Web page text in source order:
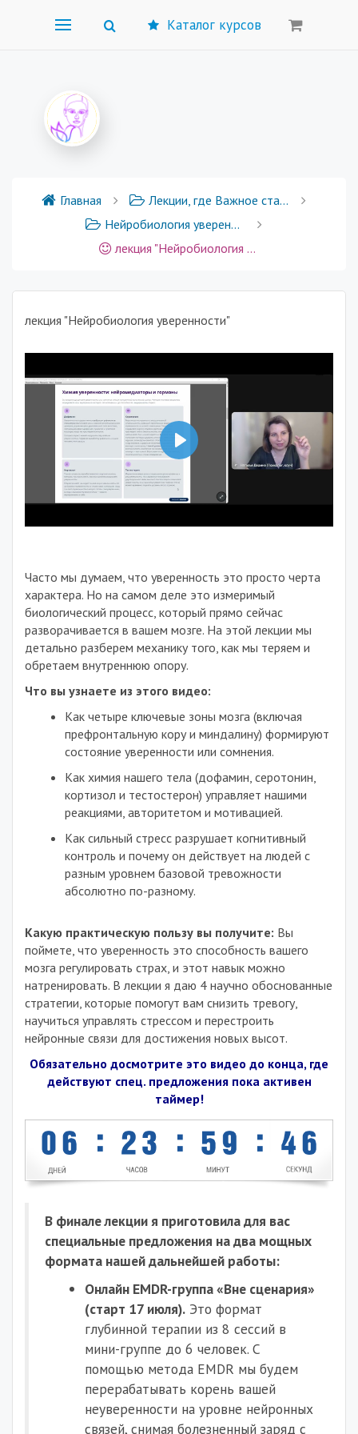
Каталог курсов
Главная
Лекции, где Важное становится Понятным
Нейробиология уверенности
лекция "Нейробиология уверенности"
лекция "Нейробиология уверенности"
Воспроизвести
53:58
Выключить Настройки
На
Воспроизвести
Часто мы думаем, что уверенность это просто черта
характера. Но на самом деле это измеримый
биологический процесс, который прямо сейчас
разворачивается в вашем мозге. На этой лекции мы
детально разберем механику того, как мы теряем и
обретаем внутреннюю опору.
Что вы узнаете из этого видео:
Как четыре ключевые зоны мозга (включая
префронтальную кору и миндалину) формируют
состояние уверенности или сомнения.
Как химия нашего тела (дофамин, серотонин,
кортизол и тестостерон) управляет нашими
реакциями, авторитетом и мотивацией.
Как сильный стресс разрушает когнитивный
контроль и почему он действует на людей с
разным уровнем базовой тревожности
абсолютно по-разному.
Какую практическую пользу вы получите: Вы
поймете, что уверенность это способность вашего
мозга регулировать страх, и этот навык можно
натренировать. В лекции я даю 4 научно обоснованные
стратегии, которые помогут вам снизить тревогу,
научиться управлять стрессом и перестроить
нейронные связи для достижения новых высот.
Обязательно досмотрите это видео до конца, где
действуют спец. предложения пока активен
таймер!
В финале лекции я приготовила для вас
специальные предложения на два мощных
формата нашей дальнейшей работы:
Онлайн EMDR-группа «Вне сценария»
(старт 17 июля). Это формат
глубинной терапии из 8 сессий в
мини-группе до 6 человек. С
помощью метода EMDR мы будем
перерабатывать корень вашей
неуверенности на уровне нейронных
связей, снимая болезненный заряд с